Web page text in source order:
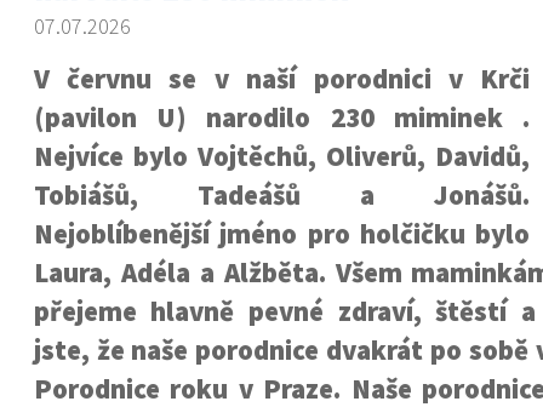
07.07.2026
V červnu se v naší porodnici v Krči
(pavilon U) narodilo 230 miminek .
Nejvíce bylo Vojtěchů, Oliverů, Davidů,
Tobiášů, Tadeášů a Jonášů.
Nejoblíbenější jméno pro holčičku bylo
Laura, Adéla a Alžběta. Všem
přejeme hlavně pevné zdraví, štěstí
jste, že naše porodnice dvakrát po sobě
Porodnice roku v Praze. Naše